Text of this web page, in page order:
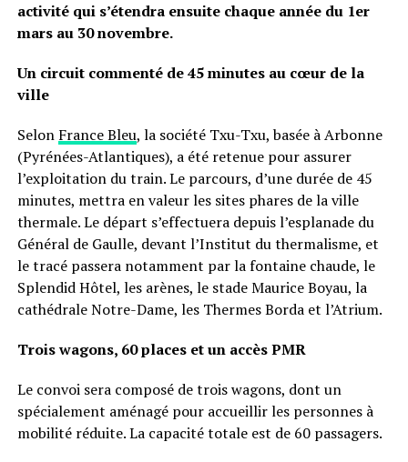
activité qui s’étendra ensuite chaque année du 1er
mars au 30 novembre.
Un circuit commenté de 45 minutes au cœur de la
ville
Selon France Bleu, la société Txu-Txu, basée à Arbonne
(Pyrénées-Atlantiques), a été retenue pour assurer
l’exploitation du train. Le parcours, d’une durée de 45
minutes, mettra en valeur les sites phares de la ville
thermale. Le départ s’effectuera depuis l’esplanade du
Général de Gaulle, devant l’Institut du thermalisme, et
le tracé passera notamment par la fontaine chaude, le
Splendid Hôtel, les arènes, le stade Maurice Boyau, la
cathédrale Notre-Dame, les Thermes Borda et l’Atrium.
Trois wagons, 60 places et un accès PMR
Le convoi sera composé de trois wagons, dont un
spécialement aménagé pour accueillir les personnes à
mobilité réduite. La capacité totale est de 60 passagers.